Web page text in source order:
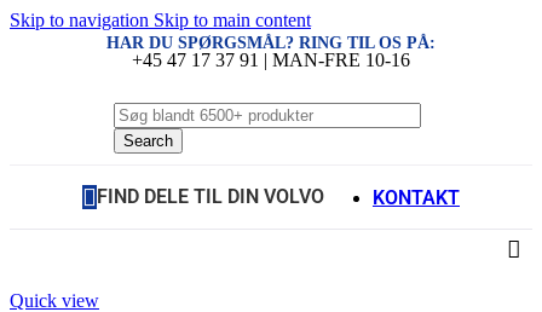
Skip to navigation Skip to main content
HAR DU SPØRGSMÅL? RING TIL OS PÅ:
+45 47 17 37 91 | MAN-FRE 10-16
Search
FIND DELE TIL DIN VOLVO KONTAKT
Quick view